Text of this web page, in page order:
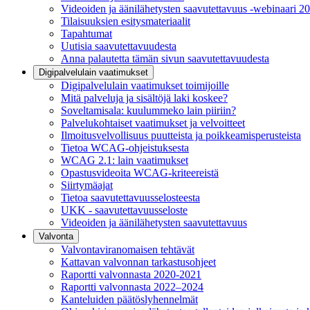
Videoiden ja äänilähetysten saavutettavuus -webinaari
Tilaisuuksien esitysmateriaalit
Tapahtumat
Uutisia saavutettavuudesta
Anna palautetta tämän sivun saavutettavuudesta
Digipalvelulain vaatimukset
Digipalvelulain vaatimukset toimijoille
Mitä palveluja ja sisältöjä laki koskee?
Soveltamisala: kuulummeko lain piiriin?
Palvelukohtaiset vaatimukset ja velvoitteet
Ilmoitusvelvollisuus puutteista ja poikkeamisperusteista
Tietoa WCAG-ohjeistuksesta
WCAG 2.1: lain vaatimukset
Opastusvideoita WCAG-kriteereistä
Siirtymäajat
Tietoa saavutettavuusselosteesta
UKK - saavutettavuusseloste
Videoiden ja äänilähetysten saavutettavuus
Valvonta
Valvontaviranomaisen tehtävät
Kattavan valvonnan tarkastusohjeet
Raportti valvonnasta 2020-2021
Raportti valvonnasta 2022–2024
Kanteluiden päätöslyhennelmät